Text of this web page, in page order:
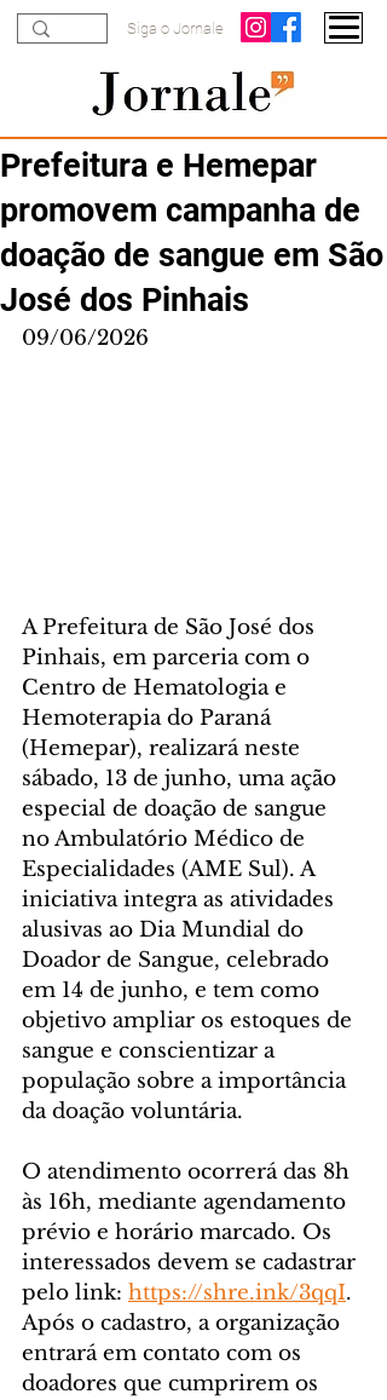
Siga o Jornale
Prefeitura e Hemepar
promovem campanha de
doação de sangue em São
José dos Pinhais
09/06/2026
A Prefeitura de São José dos
Pinhais, em parceria com o
Centro de Hematologia e
Hemoterapia do Paraná
(Hemepar), realizará neste
sábado, 13 de junho, uma ação
especial de doação de sangue
no Ambulatório Médico de
Especialidades (AME Sul). A
iniciativa integra as atividades
alusivas ao Dia Mundial do
Doador de Sangue, celebrado
em 14 de junho, e tem como
objetivo ampliar os estoques de
sangue e conscientizar a
população sobre a importância
da doação voluntária.
O atendimento ocorrerá das 8h
às 16h, mediante agendamento
prévio e horário marcado. Os
interessados devem se cadastrar
pelo link: https://shre.ink/3qqI.
Após o cadastro, a organização
entrará em contato com os
doadores que cumprirem os